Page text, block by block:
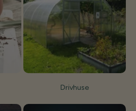
Drivhuse